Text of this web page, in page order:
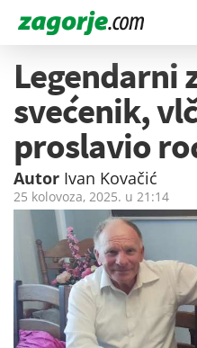
Legendarni
svećenik,
proslavio
Autor Ivan Kovačić
25 kolovoza, 2025. u 21:14